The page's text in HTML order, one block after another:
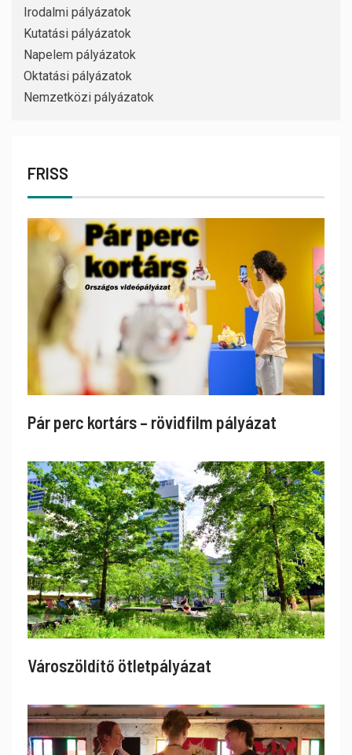
Irodalmi pályázatok
Kutatási pályázatok
Napelem pályázatok
Oktatási pályázatok
Nemzetközi pályázatok
FRISS
Pár perc kortárs – rövidfilm pályázat
Városzöldítő ötletpályázat